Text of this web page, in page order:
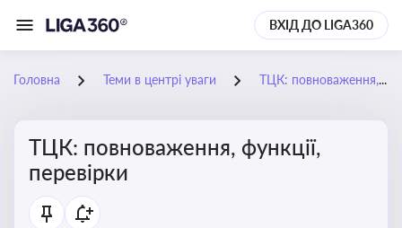
ВХІД ДО LIGA360
Головна Теми в центрі уваги ТЦК: повноваження, функції, перевірки
ТЦК: повноваження, функції,
перевірки